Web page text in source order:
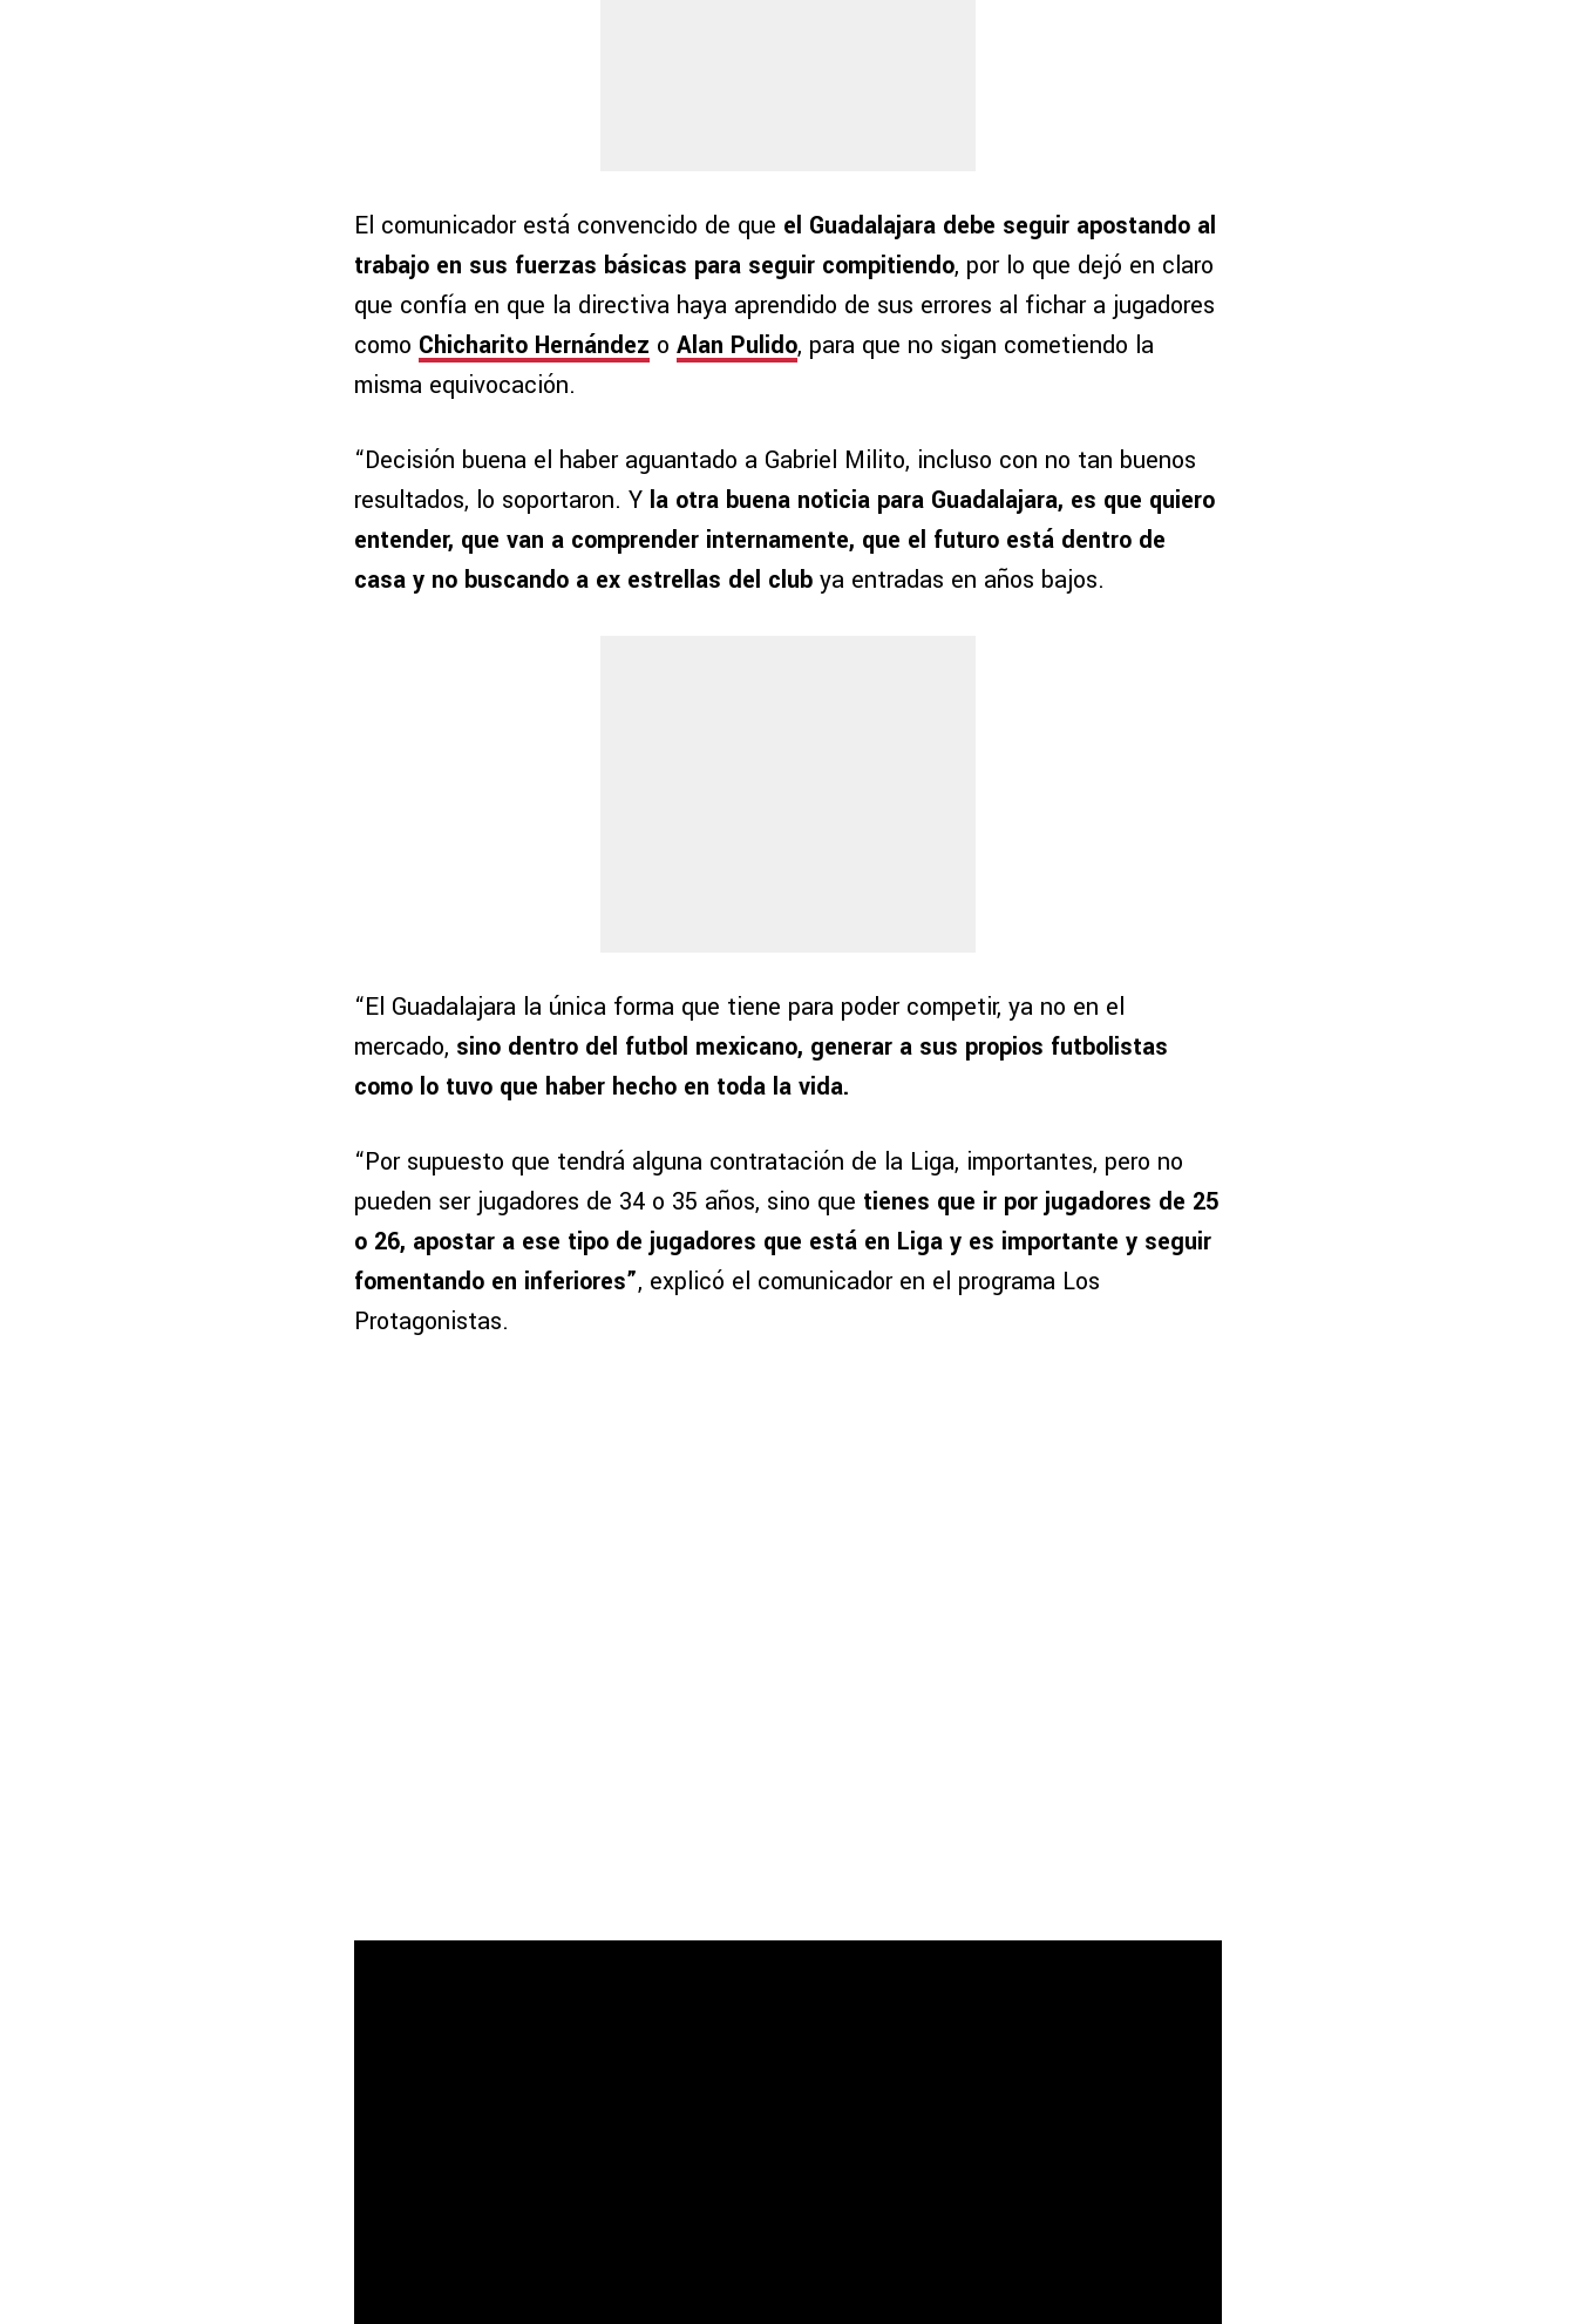
El comunicador está convencido de que el Guadalajara debe seguir apostando al
trabajo en sus fuerzas básicas para seguir compitiendo, por lo que dejó en claro
que confía en que la directiva haya aprendido de sus errores al fichar a jugadores
como Chicharito Hernández o Alan Pulido, para que no sigan cometiendo la
misma equivocación.
“Decisión buena el haber aguantado a Gabriel Milito, incluso con no tan buenos
resultados, lo soportaron. Y la otra buena noticia para Guadalajara, es que quiero
entender, que van a comprender internamente, que el futuro está dentro de
casa y no buscando a ex estrellas del club ya entradas en años bajos.
“El Guadalajara la única forma que tiene para poder competir, ya no en el
mercado, sino dentro del futbol mexicano, generar a sus propios futbolistas
como lo tuvo que haber hecho en toda la vida.
“Por supuesto que tendrá alguna contratación de la Liga, importantes, pero no
pueden ser jugadores de 34 o 35 años, sino que tienes que ir por jugadores de 25
o 26, apostar a ese tipo de jugadores que está en Liga y es importante y seguir
fomentando en inferiores”, explicó el comunicador en el programa Los
Protagonistas.